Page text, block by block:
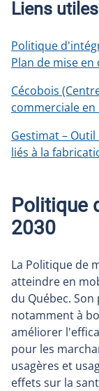
Liens utiles
Politique
Plan de mise
Cécobois
commerciale en
Gestimat –
liés à la
Politique
2030
La Politique de
atteindre en
du Québec.
notamment à
améliorer
pour les
usagères et
effets sur la